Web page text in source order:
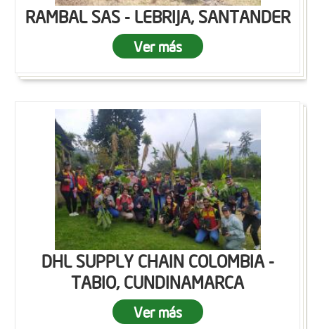
RAMBAL SAS - LEBRIJA, SANTANDER
Ver más
DHL SUPPLY CHAIN COLOMBIA -
TABIO, CUNDINAMARCA
Ver más